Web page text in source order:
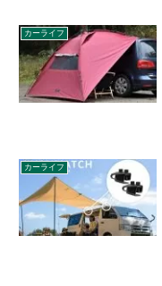
カーライフ
カーライフ